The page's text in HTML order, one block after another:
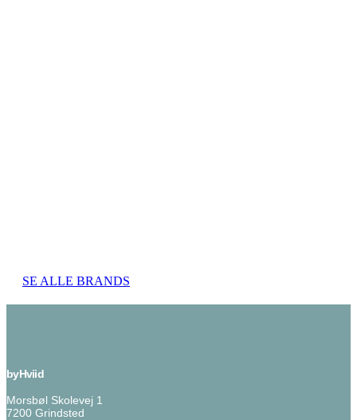
SE ALLE BRANDS
byHviid
Morsbøl Skolevej 1
7200 Grindsted